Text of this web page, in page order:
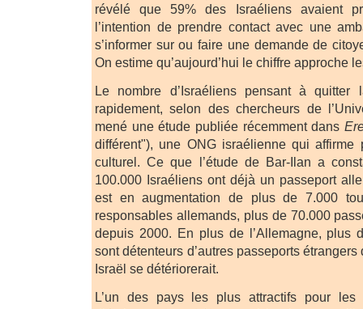
révélé que 59% des Israéliens avaient
l’intention de prendre contact avec une
s’informer sur ou faire une demande de
On estime qu’aujourd’hui le chiffre approche
Le nombre d’Israéliens pensant à quitter
rapidement, selon des chercheurs de
mené une étude publiée récemment dans
différent"), une ONG israélienne qui affirme
culturel. Ce que l’étude de Bar-Ilan a
100.000 Israéliens ont déjà un passeport
est en augmentation de plus de 7.000
responsables allemands, plus de 70.000
depuis 2000. En plus de l’Allemagne, plus
sont détenteurs d’autres passeports
Israël se détériorerait.
L’un des pays les plus attractifs pour les